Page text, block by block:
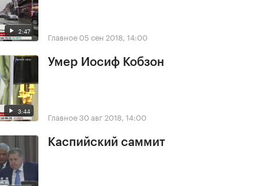
2:47 Главное 05 сен 2018, 14:00
3:44
Умер Иосиф Кобзон
Главное30 авг 2018, 14:00
Каспийский саммит